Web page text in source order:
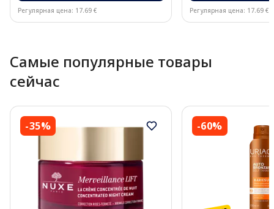
Регулярная цена: 17.69 € Регулярная цена: 17.69 €
Самые популярные товары
сейчас
-35% -60%